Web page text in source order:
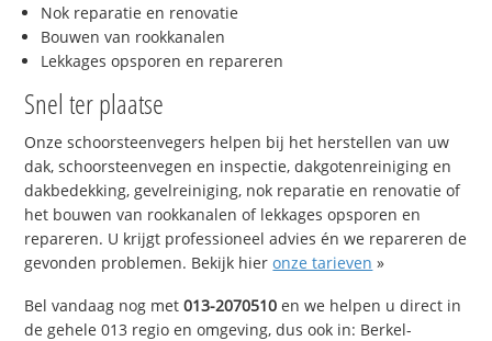
Nok reparatie en renovatie
Bouwen van rookkanalen
Lekkages opsporen en repareren
Snel ter plaatse
Onze schoorsteenvegers helpen bij het herstellen van uw
dak, schoorsteenvegen en inspectie, dakgotenreiniging en
dakbedekking, gevelreiniging, nok reparatie en renovatie of
het bouwen van rookkanalen of lekkages opsporen en
repareren. U krijgt professioneel advies én we repareren de
gevonden problemen. Bekijk hieronze tarieven »
Bel vandaag nog met013-2070510 en we helpen u direct in
de gehele 013 regio en omgeving, dus ook in: Berkel-